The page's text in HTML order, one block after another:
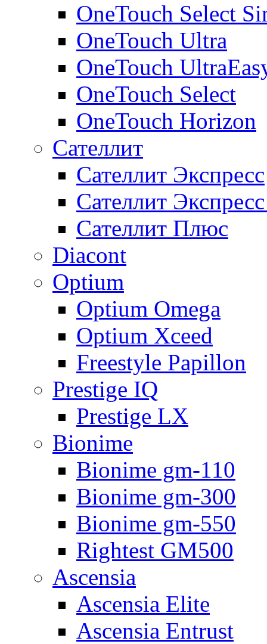
OneTouch Select
OneTouch Ultra
OneTouch
OneTouch Select
OneTouch Horizon
Сателлит
Сателлит Экспресс
Сателлит
Сателлит Плюс
Diacont
Optium
Optium Omega
Optium Xceed
Freestyle Papillon
Prestige IQ
Prestige LX
Bionime
Bionime gm-110
Bionime gm-300
Bionime gm-550
Rightest GM500
Ascensia
Ascensia Elite
Ascensia Entrust